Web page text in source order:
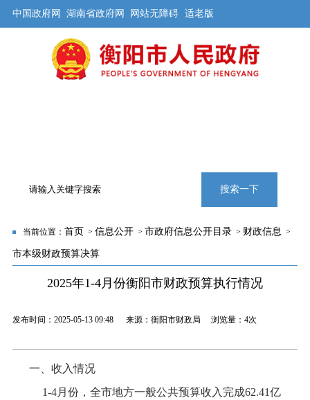
中国政府网 湖南省政府网 网站无障碍 适老版
搜索一下
当前位置： 首页 > 信息公开> 市政府信息公开目录> 财政信息 >
市本级财政预算决算
2025年1-4月份衡阳市财政预算执行情况
发布时间：2025-05-13 09:48 来源：衡阳市财政局 浏览量： 4次
一、 收入情况
1-4月 份，全市地方一般公共预算收入完成62.41亿